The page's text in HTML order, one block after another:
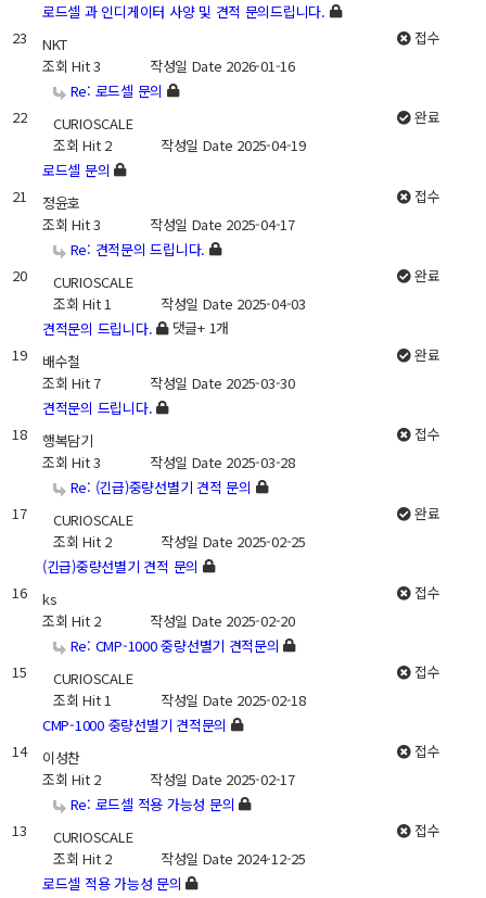
23
로드셀 과 인디게이터 사양 및 견적 문의드립니다.
NKT
조회Hit 3 작성일 Date 2026-01-16
접수
22
Re: 로드셀 문의
CURIOSCALE
조회Hit 2 작성일 Date 2025-04-19
완료
21
로드셀 문의
정윤호
조회Hit 3 작성일 Date 2025-04-17
접수
20
Re: 견적문의 드립니다.
CURIOSCALE
조회Hit 1 작성일 Date 2025-04-03
완료
19
견적문의 드립니다. 댓글+ 1개
배수철
조회Hit 7 작성일 Date 2025-03-30
완료
18
견적문의 드립니다.
행복담기
조회Hit 3 작성일 Date 2025-03-28
접수
17
Re: (긴급)중량선별기 견적 문의
CURIOSCALE
조회Hit 2 작성일 Date 2025-02-25
완료
16
(긴급)중량선별기 견적 문의
ks
조회Hit 2 작성일 Date 2025-02-20
접수
15
Re: CMP-1000 중량선별기 견적문의
CURIOSCALE
조회Hit 1 작성일 Date 2025-02-18
접수
14
CMP-1000 중량선별기 견적문의
이성찬
조회Hit 2 작성일 Date 2025-02-17
접수
13
Re: 로드셀 적용 가능성 문의
CURIOSCALE
조회Hit 2 작성일 Date 2024-12-25
접수
로드셀 적용 가능성 문의